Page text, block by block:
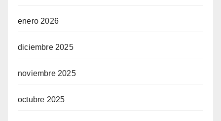
enero 2026
diciembre 2025
noviembre 2025
octubre 2025